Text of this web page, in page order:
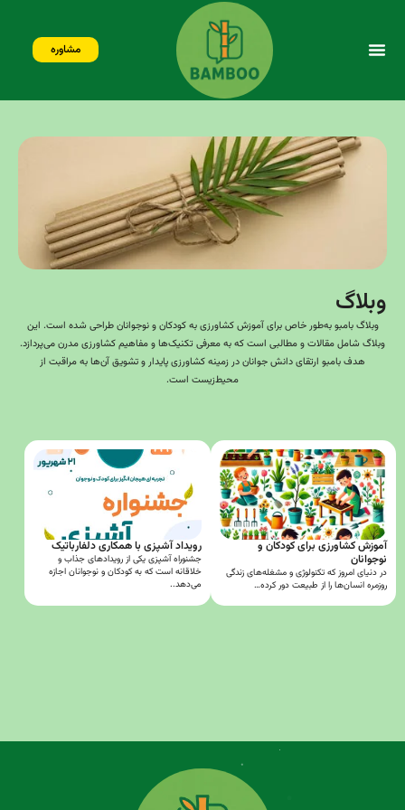
مشاوره
وبلاگ
وبلاگ بامبو به‌طور خاص برای آموزش کشاورزی به کودکان و نوجوانان طراحی شده است. این
وبلاگ شامل مقالات و مطالبی است که به معرفی تکنیک‌ها و مفاهیم کشاورزی مدرن می‌پردازد.
هدف بامبو ارتقای دانش جوانان در زمینه کشاورزی پایدار و تشویق آن‌ها به مراقبت از
محیط‌زیست است.
آموزش کشاورزی برای کودکان و
نوجوانان
در دنیای امروز که تکنولوژی و مشغله‌های زندگی
روزمره انسان‌ها را از طبیعت دور کرده…
رویداد آشپزی با همکاری دلفارباتیک
جشنوراه آشپزی یکی از رویدادهای جذاب و
خلاقانه است که به کودکان و نوجوانان اجازه
می‌دهد..